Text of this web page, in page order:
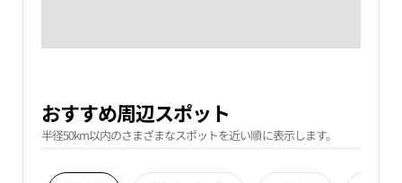
おすすめ周辺スポット
半径50km以内のさまざまなスポットを近い順に表示します。